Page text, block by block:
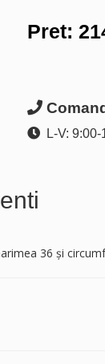
Pret:
L-V: 9:00-
36 și